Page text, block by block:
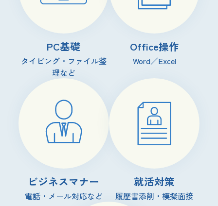
PC基礎
タイピング・ファイル整
理など
Office操作
Word／Excel
ビジネスマナー
電話・メール対応など
就活対策
履歴書添削・模擬面接